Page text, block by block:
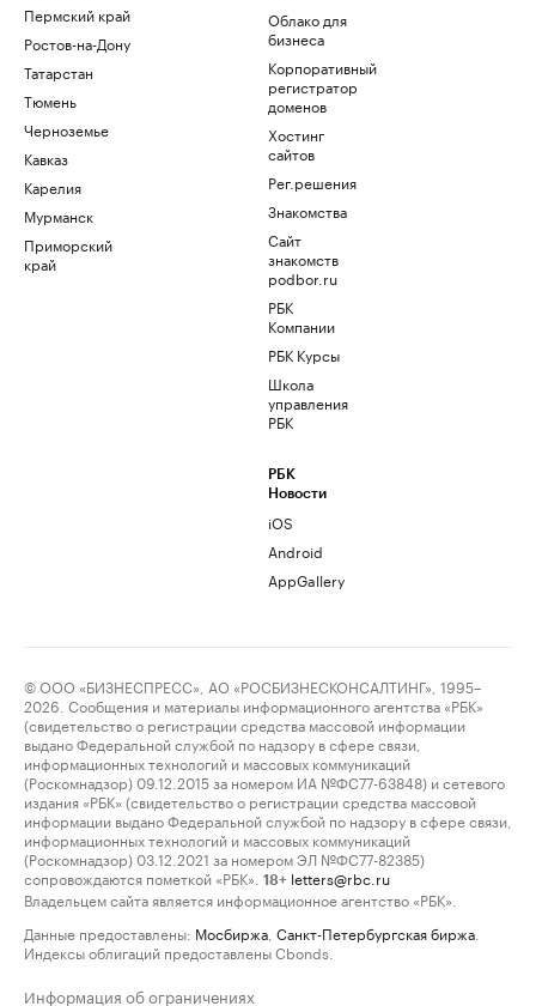
Пермский край
Ростов-на-Дону
Татарстан
Тюмень
Черноземье
Кавказ
Карелия
Мурманск
Приморский
край
Облако для
бизнеса
Корпоративный
регистратор
доменов
Хостинг
сайтов
Рег.решения
Знакомства
Сайт
знакомств
podbor.ru
РБК
Компании
РБК Курсы
Школа
управления
РБК
РБК
Новости
iOS
Android
AppGallery
© ООО «БИЗНЕСПРЕСС», АО «РОСБИЗНЕСКОНСАЛТИНГ», 1995–
2026. Сообщения и материалы информационного агентства «РБК»
(свидетельство о регистрации средства массовой информации
выдано Федеральной службой по надзору в сфере связи,
информационных технологий и массовых коммуникаций
(Роскомнадзор) 09.12.2015 за номером ИА №ФС77-63848) и сетевого
издания «РБК» (свидетельство о регистрации средства массовой
информации выдано Федеральной службой по надзору в сфере связи,
информационных технологий и массовых коммуникаций
(Роскомнадзор) 03.12.2021 за номером ЭЛ №ФС77-82385)
сопровождаются пометкой «РБК».
18+ letters@rbc.ru
Владельцем сайта является информационное агентство «РБК».
Данные предоставлены: Мосбиржа Санкт-Петербургская биржа
Индексы облигаций предоставлены Cbonds.
Информация об ограничениях